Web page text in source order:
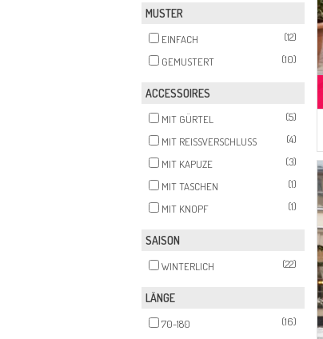
BEIGE-ROSE
KHAKI
(1)
NERZ
(1)
MUSTER
EINFACH
(12)
GEMUSTERT
(10)
ACCESSOIRES
MIT GÜRTEL
(5)
MIT REISSVERSCHLUSS
(4)
MIT KAPUZE
(3)
MIT TASCHEN
(1)
MIT KNOPF
(1)
SAISON
WINTERLICH (22)
LÄNGE
70-180 (16)